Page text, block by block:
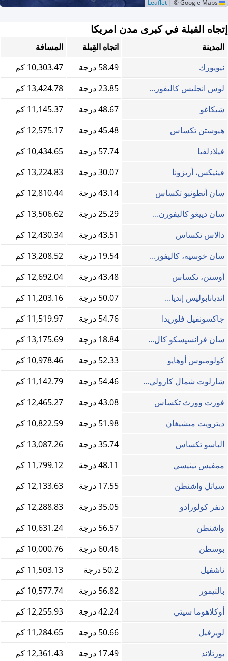
© Google Maps
إتجاه القبلة في كبرى مدن امريكا
المدينة اتجاه القِبلة
المسافة
نيويورك
58.49 درجة
10,303.47 كم
لوس انجليس كاليفور...
23.85 درجة
13,424.78 كم
شيكاغو
48.67 درجة
11,145.37 كم
هيوستن تكساس
45.48 درجة
12,575.17 كم
فيلادلفيا
57.74 درجة
10,434.65 كم
فينيكس، أريزونا
30.07 درجة
13,224.83 كم
سان أنطونيو تكساس
43.14 درجة
12,810.44 كم
سان دييغو كاليفورن...
25.29 درجة
13,506.62 كم
دالاس تكساس
43.51 درجة
12,430.34 كم
سان خوسيه، كاليفور...
19.54 درجة
13,208.52 كم
أوستن، تكساس
43.48 درجة
12,692.04 كم
انديانابوليس إنديا...
50.07 درجة
11,203.16 كم
جاكسونفيل فلوريدا
54.76 درجة
11,519.97 كم
سان فرانسيسكو كال...
18.84 درجة
13,175.69 كم
كولومبوس أوهايو
52.33 درجة
10,978.46 كم
شارلوت شمال كارولي...
54.46 درجة
11,142.79 كم
فورت وورث تكساس
43.08 درجة
12,465.27 كم
ديترويت ميشيغان
51.98 درجة
10,822.59 كم
الباسو تكساس
35.74 درجة
13,087.26 كم
ممفيس تينيسي
48.11 درجة
11,799.12 كم
سياتل واشنطن
17.55 درجة
12,133.63 كم
دنفر كولورادو
35.05 درجة
12,288.83 كم
واشنطن
56.57 درجة
10,631.24 كم
بوسطن
60.46 درجة
10,000.76 كم
ناشفيل
50.2 درجة
11,503.13 كم
بالتيمور
56.82 درجة
10,577.74 كم
أوكلاهوما سيتي
42.24 درجة
12,255.93 كم
لويزفيل
50.66 درجة
11,284.65 كم
بورتلاند
17.49 درجة
12,361.43 كم